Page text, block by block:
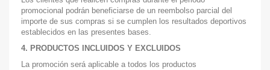
promocional podrán beneficiarse de un reembolso parcial del
importe de sus compras si se cumplen los resultados deportivos
establecidos en las presentes bases.
4. PRODUCTOS INCLUIDOS Y EXCLUIDOS
La promoción será aplicable a todos los productos